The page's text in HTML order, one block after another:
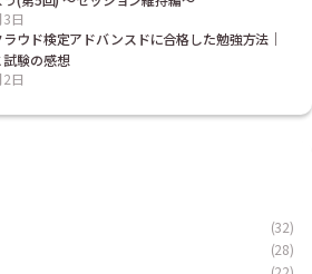
日
ウド検定アドバンスドに合格した勉強方法｜
験の感想
日
(32)
(28)